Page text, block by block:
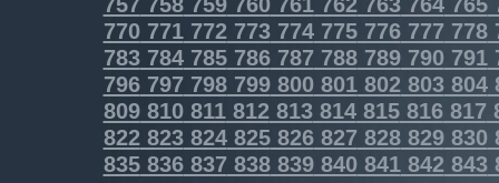
770771772773774775776777 778
783784785786787788789790791
796797798799800801802803804
809810811812813814815816817
822823824825826827 828829830
835836837838839840841842843